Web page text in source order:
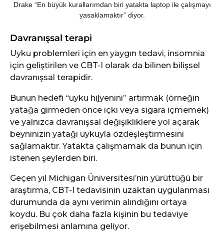
Drake “En büyük kurallarımdan biri yatakta laptop ile çalışmayı
yasaklamaktır” diyor.
Davranışsal terapi
Uyku problemleri için en yaygın tedavi, insomnia
için geliştirilen ve CBT-I olarak da bilinen bilişsel
davranışsal terapidir.
Bunun hedefi “uyku hijyenini” artırmak (örneğin
yatağa girmeden önce içki veya sigara içmemek)
ve yalnızca davranışsal değişikliklere yol açarak
beyninizin yatağı uykuyla özdeşleştirmesini
sağlamaktır. Yatakta çalışmamak da bunun için
istenen şeylerden biri.
Geçen yıl Michigan Üniversitesi’nin yürüttüğü bir
araştırma, CBT-I tedavisinin uzaktan uygulanması
durumunda da aynı verimin alındığını ortaya
koydu. Bu çok daha fazla kişinin bu tedaviye
erişebilmesi anlamına geliyor.